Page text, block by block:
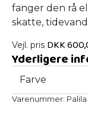
fanger den rå
skatte,
Vejl. pris DKK
Yderligere
Farve
Varenummer: Palila